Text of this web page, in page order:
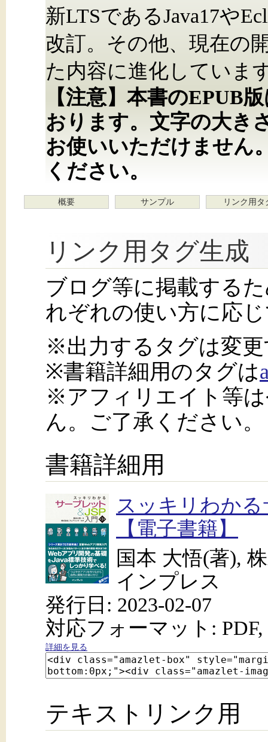
新LTSであるJava17や
改訂。その他、現在の
た内容に進化していま
【注意】本書のEPUB
おります。文字の大き
お使いいただけません
ください。
概要 サンプル リンク用タ
リンク用タグ生成
ブログ等に掲載する
れぞれの使い方に応
※出力するタグは変
※書籍詳細用のタグは
※アフィリエイト等
ん。ご了承ください。
書籍詳細用
スッキリわかる
【電子書籍】
国本 大悟(著),
インプレス
発行日: 2023-02-07
対応フォーマット: PDF,
詳細を見る
テキストリンク用